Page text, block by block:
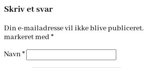
Skriv et svar
Din e-mailadresse vil ikke blive publiceret.
markeret med *
Navn*